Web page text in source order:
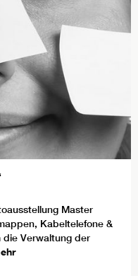
Master
Kabeltelefone &
die Verwaltung der